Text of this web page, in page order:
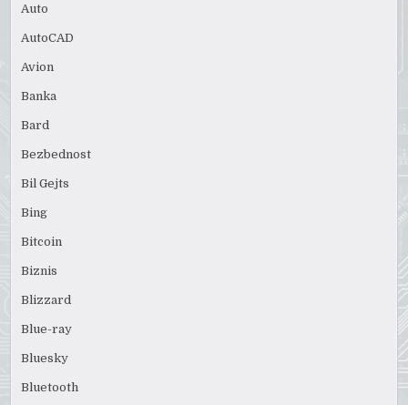
Auto
AutoCAD
Avion
Banka
Bard
Bezbednost
Bil Gejts
Bing
Bitcoin
Biznis
Blizzard
Blue-ray
Bluesky
Bluetooth